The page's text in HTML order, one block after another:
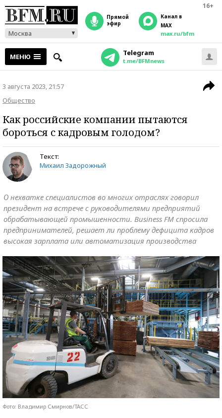
16+
Москва
прямой
эфир
Канал в
MAX
max.ru/bfm
МЕНЮ Telegram
t.me/BFMnews
3 августа 2023, 21:57
Общество
Как российские компании пытаются
бороться с кадровым голодом?
Текст:
Михаил Задорожный
О нехватке специалистов во многих отраслях говорил
президент на встрече с руководителями предприятий
обрабатывающей промышенности. Business FM спросила
предпринимателей, решает ли проблему дефицита кадров
высокая зарплата или автоматизация производства
Фото: Владимир Смирнов/ТАСС